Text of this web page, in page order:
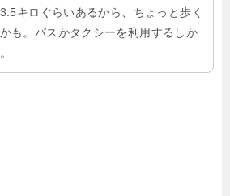
キロぐらいあるから、ちょっと歩く
も。バスかタクシーを利用するしか